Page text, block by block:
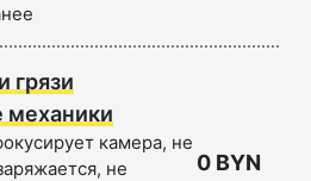
грязи
механики
камера, не
не
0 BYN